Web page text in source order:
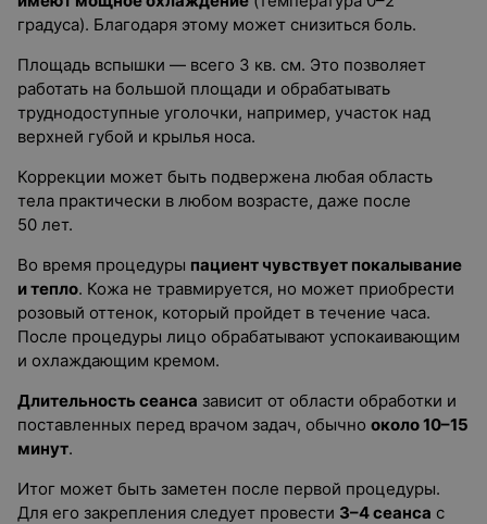
градуса). Благодаря этому может снизиться боль.
Площадь вспышки — всего 3 кв. см. Это позволяет
работать на большой площади и обрабатывать
труднодоступные уголочки, например, участок над
верхней губой и крылья носа.
Коррекции может быть подвержена любая область
тела практически в любом возрасте, даже после
50 лет.
Во время процедуры пациент чувствует покалывание
и тепло. Кожа не травмируется, но может приобрести
розовый оттенок, который пройдет в течение часа.
После процедуры лицо обрабатывают успокаивающим
и охлаждающим кремом.
Длительность сеанса зависит от области обработки и
поставленных перед врачом задач, обычно около 10–15
минут.
Итог может быть заметен после первой процедуры.
Для его закрепления следует провести 3–4 сеанса с